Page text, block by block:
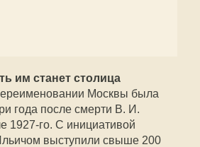
им станет столица
Москвы была
года после смерти В. И.
1927-го. С инициативой
выступили свыше 200